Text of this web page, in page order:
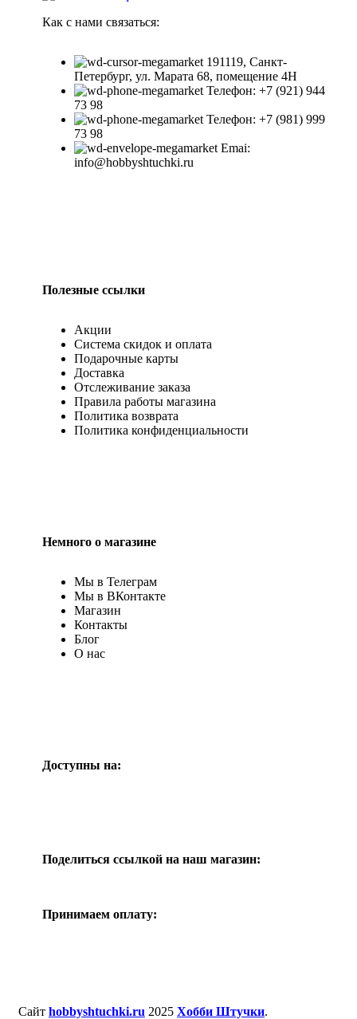
Как с нами связаться:
191119, Санкт-
Петербург, ул. Марата 68, помещение 4Н
Телефон: +7 (921) 944
73 98
Телефон: +7 (981) 999
73 98
Emai:
info@hobbyshtuchki.ru
Полезные ссылки
Акции
Система скидок и оплата
Подарочные карты
Доставка
Отслеживание заказа
Правила работы магазина
Политика возврата
Политика конфиденциальности
Немного о магазине
Мы в Телеграм
Мы в ВКонтакте
Магазин
Контакты
Блог
О нас
Доступны на:
Поделиться ссылкой на наш магазин:
Принимаем оплату:
Сайт hobbyshtuchki.ru 2025 Хобби Штучки.